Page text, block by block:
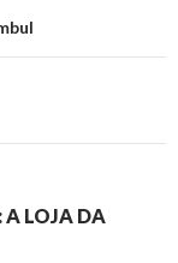
A LOJA DA